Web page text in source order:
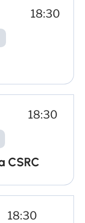
18:30
18:30
CSRC
18:30